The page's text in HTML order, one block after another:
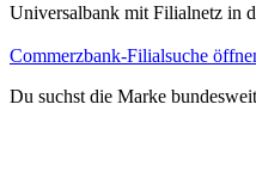
Universalbank mit Filialnetz in
Commerzbank-Filialsuche
Du suchst die Marke